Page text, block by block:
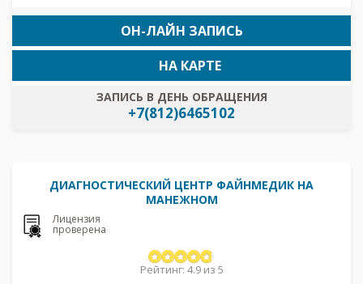
ОН-ЛАЙН ЗАПИСЬ
ЗАПИСЬ В ДЕНЬ ОБРАЩЕНИЯ
+7(812)6465102
НА КАРТЕ
ДИАГНОСТИЧЕСКИЙ ЦЕНТР ФАЙНМЕДИК НА
МАНЕЖНОМ
Лицензия
проверена
Рейтинг: 4.9 из 5